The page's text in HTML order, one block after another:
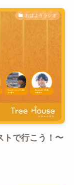
おはようラジオ
トで行こう！〜